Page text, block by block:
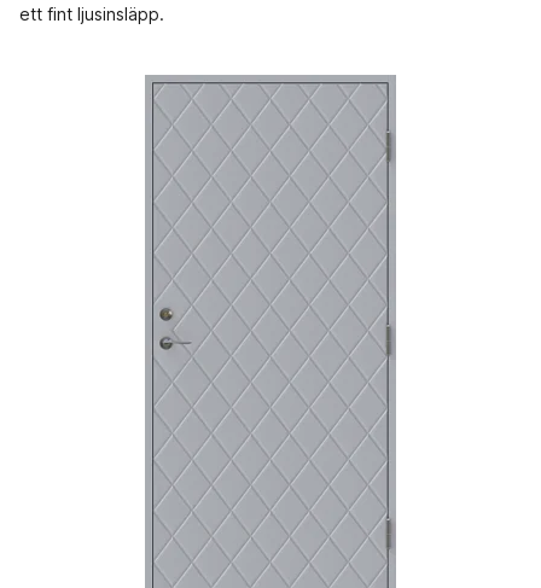
ett fint ljusinsläpp.